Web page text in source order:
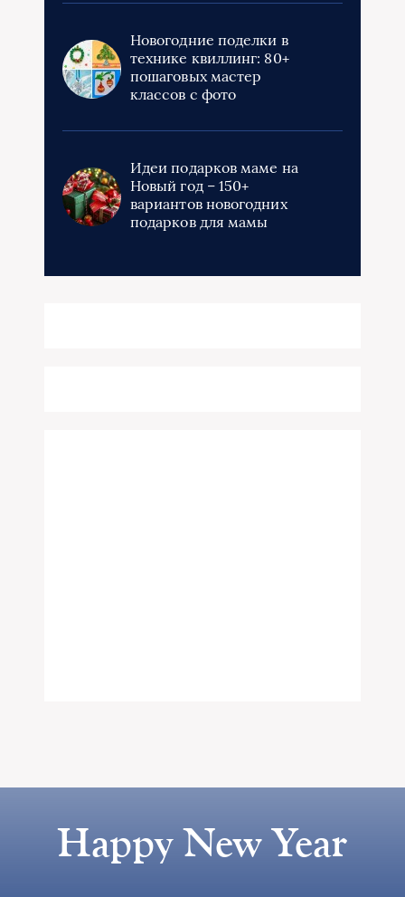
Новогодние поделки в
технике квиллинг: 80+
пошаговых мастер
классов с фото
Идеи подарков маме на
Новый год – 150+
вариантов новогодних
подарков для мамы
Happy New Year